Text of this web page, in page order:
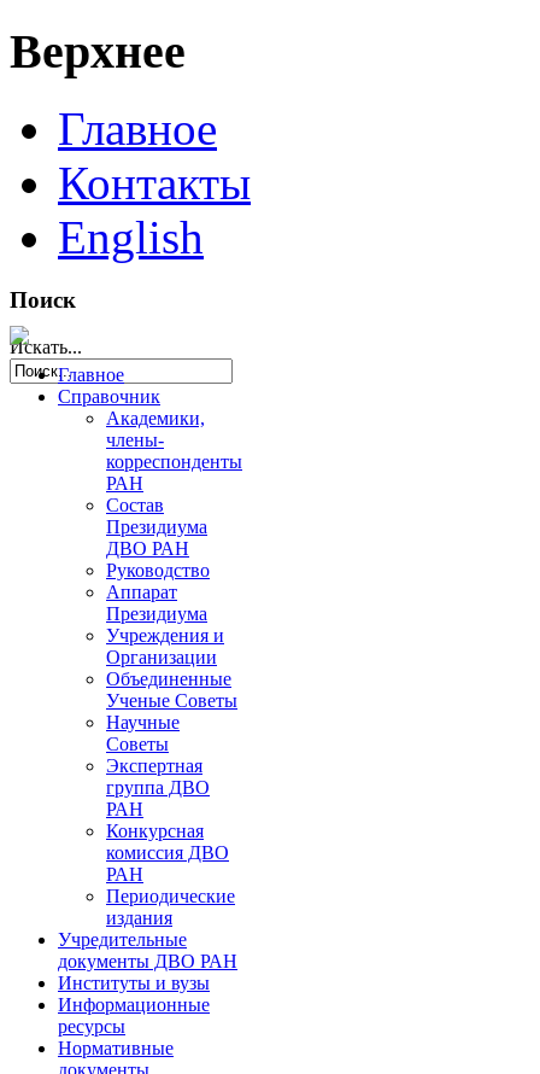
Верхнее
Главное
Контакты
English
Поиск
Искать...
Главное
Справочник
Академики,
члены-
корреспонденты
РАН
Состав
Президиума
ДВО РАН
Руководство
Аппарат
Президиума
Учреждения и
Организации
Объединенные
Ученые Советы
Научные
Советы
Экспертная
группа ДВО
РАН
Конкурсная
комиссия ДВО
РАН
Периодические
издания
Учредительные
документы ДВО РАН
Институты и вузы
Информационные
ресурсы
Нормативные